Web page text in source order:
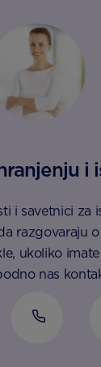
i
i savetnici za
razgovaraju
ukoliko
nas